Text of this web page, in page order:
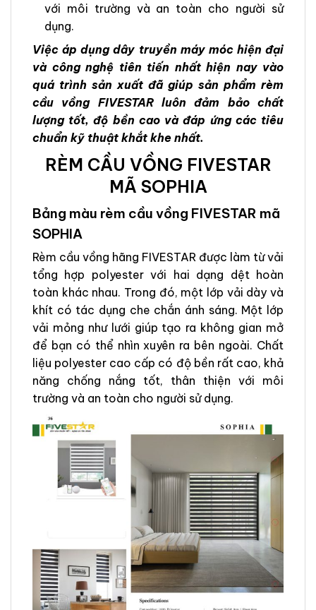
với môi trường và an toàn cho người sử
dụng.
Việc áp dụng dây truyền máy móc hiện đại
và công nghệ tiên tiến nhất hiện nay vào
quá trình sản xuất đã giúp sản phẩm rèm
cầu vồng FIVESTAR luôn đảm bảo chất
lượng tốt, độ bền cao và đáp ứng các tiêu
chuẩn kỹ thuật khắt khe nhất.
RÈM CẦU VỒNG FIVESTAR
MÃ SOPHIA
Bảng màu rèm cầu vồng FIVESTAR mã
SOPHIA
Rèm cầu vồng hãng FIVESTAR được làm từ vải
tổng hợp polyester với hai dạng dệt hoàn
toàn khác nhau. Trong đó, một lớp vải dày và
khít có tác dụng che chắn ánh sáng. Một lớp
vải mỏng như lưới giúp tạo ra không gian mở
để bạn có thể nhìn xuyên ra bên ngoài. Chất
liệu polyester cao cấp có độ bền rất cao, khả
năng chống nắng tốt, thân thiện với môi
trường và an toàn cho người sử dụng.